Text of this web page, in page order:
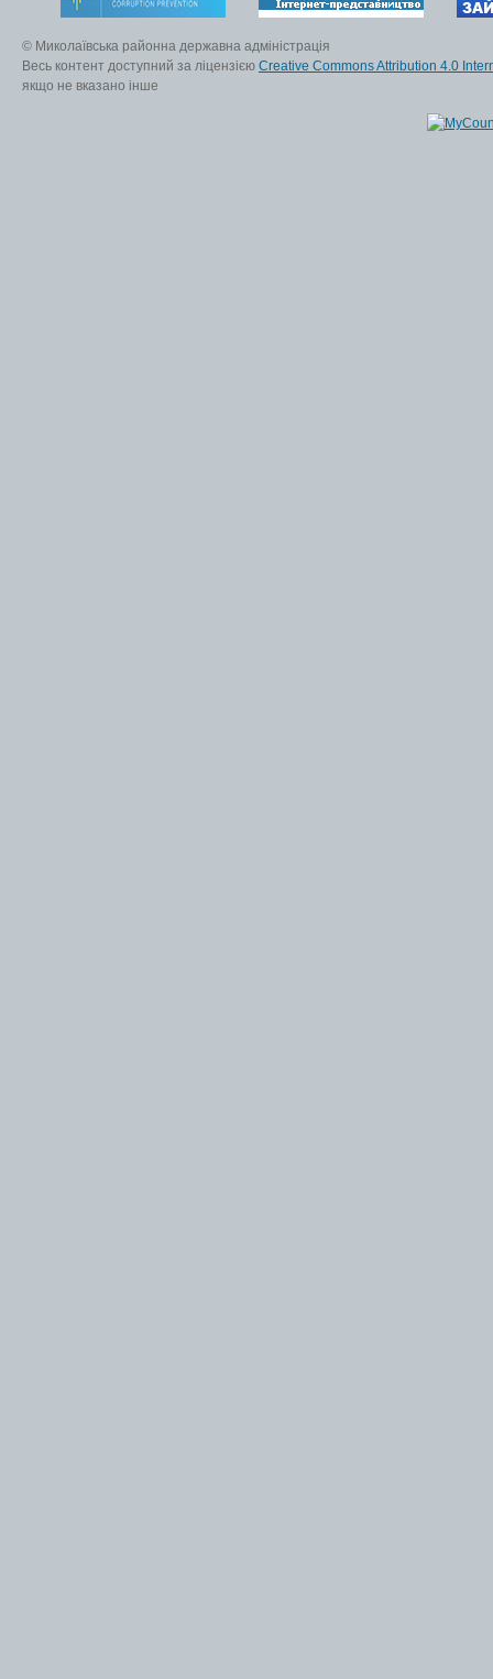
© Миколаївська районна державна адміністрація
Весь контент доступний за ліцензією Creative Commons Attribution 4.0
якщо не вказано інше